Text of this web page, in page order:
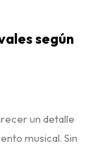
según
un detalle
musical. Sin